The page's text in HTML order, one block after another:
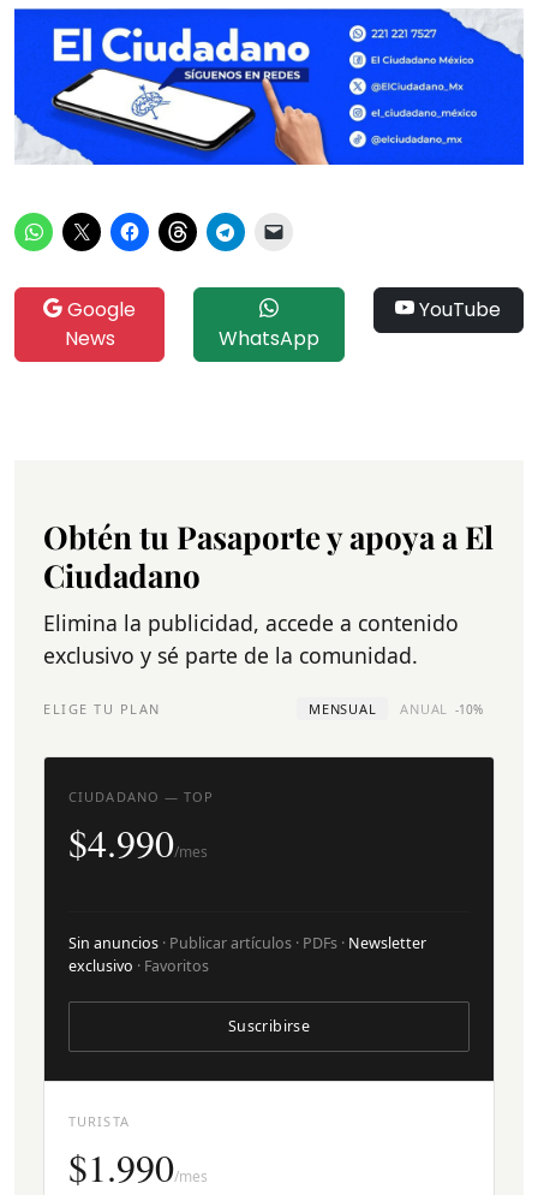
Google
News
WhatsApp
YouTube
Obtén tu Pasaporte y apoya a El
Ciudadano
Elimina la publicidad, accede a contenido
exclusivo y sé parte de la comunidad.
ELIGE TU PLAN MENSUAL ANUAL -10%
TURISTA
$1.990/mes
CIUDADANO — TOP
$4.990/mes
Sin anuncios · Publicar artículos · PDFs · Newsletter
exclusivo · Favoritos
Suscribirse